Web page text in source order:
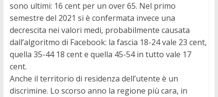
sono ultimi: 16 cent per un over 65. Nel primo
semestre del 2021 si è confermata invece una
decrescita nei valori medi, probabilmente causata
dall’algoritmo di Facebook: la fascia 18-24 vale 23 cent,
quella 35-44 18 cent e quella 45-54 in tutto vale 17
cent.
Anche il territorio di residenza dell’utente è un
discrimine. Lo scorso anno la regione più cara, in